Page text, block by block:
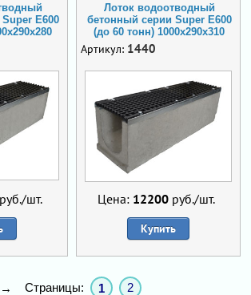
Е600
руб./шт.
Лоток водоотводный
бетонный серии Super Е600
(до 60 тонн) 1000x290x310
Артикул: 1440
Цена: 12200 руб./шт.
Купить
→ Страницы: 1 2